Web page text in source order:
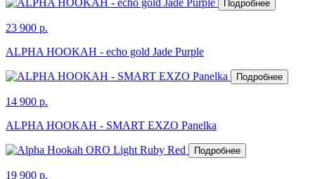
Подробнее
23 900 р.
ALPHA HOOKAH - echo gold Jade Purple
Подробнее
14 900 р.
ALPHA HOOKAH - SMART EXZO Panelka
Подробнее
19 900 р.